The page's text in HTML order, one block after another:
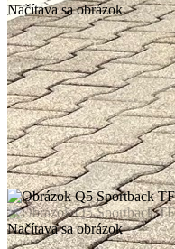
Načítava sa obrázok
Načítava sa obrázok